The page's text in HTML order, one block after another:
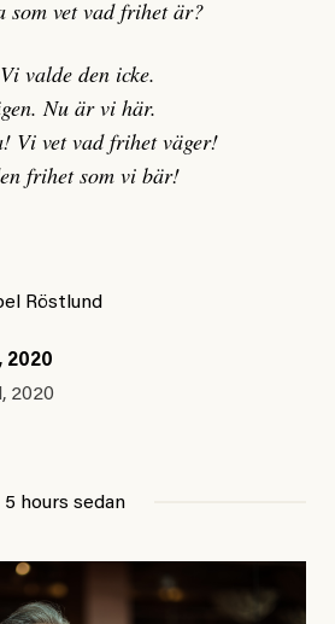
vet vad frihet är?
valde den icke.
Nu är vi här.
Vi vet vad frihet väger!
frihet som vi bär!
Röstlund
2020
2020
5 hours sedan